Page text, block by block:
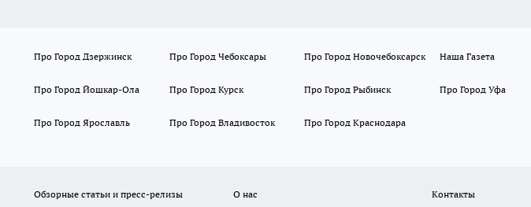
Про Город Дзержинск Про Город Чебоксары Про Город Новочебоксарск Наша Газета
Про Город Йошкар-Ола Про Город Курск Про Город Рыбинск Про Город Уфа
Про Город Ярославль Про Город Владивосток Про Город Краснодара
Обзорные статьи и пресс-релизы О нас
Контакты